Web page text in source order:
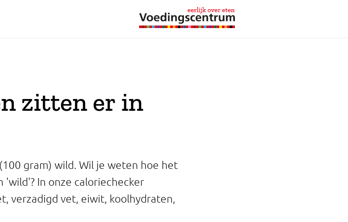
zitten er in
gram) wild. Wil je weten hoe het
In onze caloriechecker
verzadigd vet, eiwit, koolhydraten,